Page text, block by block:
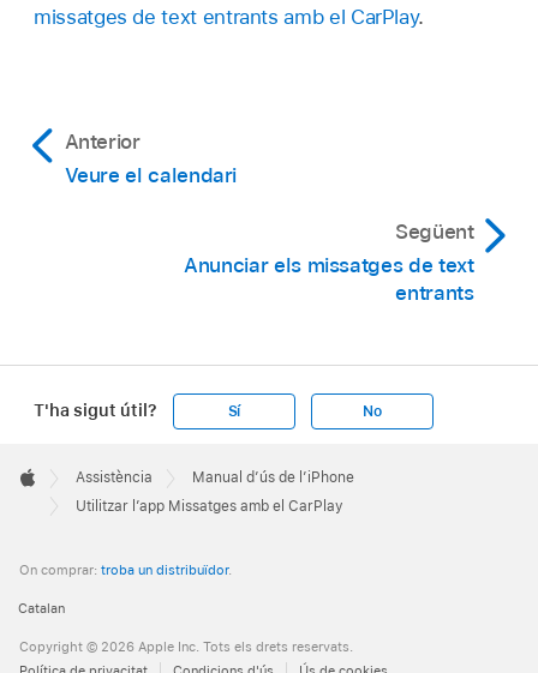
missatges de text entrants amb el CarPlay.
Anterior
Veure el calendari
Següent
Anunciar els missatges de text
entrants
T'ha sigut útil? Sí No
Footer

Apple
Assistència
Manual d’ús de l’iPhone
Utilitzar l’app Missatges amb el CarPlay
On comprar: troba un distribuïdor.
Catalan
Copyright © 2026 Apple Inc. Tots els drets reservats.